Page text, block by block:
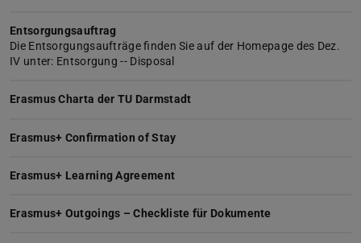
Entsorgungsauftrag
Die Entsorgungsaufträge finden Sie auf der Homepage des Dez.
IV unter: Entsorgung -- Disposal
Erasmus Charta der TU Darmstadt
Erasmus+ Confirmation of Stay
Erasmus+ Learning Agreement
Erasmus+ Outgoings – Checkliste für Dokumente